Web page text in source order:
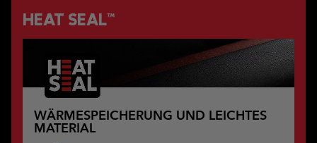
HEAT SEAL™
WÄRMESPEICHERUNG UND LEICHTES
MATERIAL